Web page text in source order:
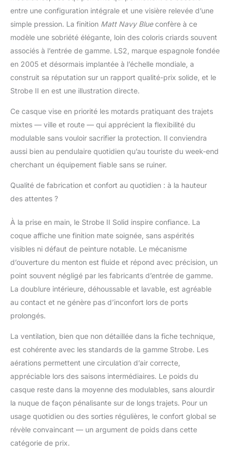
jet / Ouverture de la
mentonnière à 90° par
loquet sous la
mentonnière VISIERE :
Visière antirayures
prête pour le système
MaxVision / Ecran
solaire interne
rétractable DIVERS :
Double aération
mentionnière et
supérieure +
Extracteurs / Intérieur
démontable et lavable,
norme ECE 22.06
entre une configuration intégrale et une visière relevée d’une
simple pression. La finition Matt Navy Blueconfère à ce
modèle une sobriété élégante, loin des coloris criards souvent
associés à l’entrée de gamme. LS2, marque espagnole fondée
en 2005 et désormais implantée à l’échelle mondiale, a
construit sa réputation sur un rapport qualité-prix solide, et le
Strobe II en est une illustration directe.
Ce casque vise en priorité les motards pratiquant des trajets
mixtes — ville et route — qui apprécient la flexibilité du
modulable sans vouloir sacrifier la protection. Il conviendra
aussi bien au pendulaire quotidien qu’au touriste du week-end
cherchant un équipement fiable sans se ruiner.
Qualité de fabrication et confort au quotidien : à la hauteur
des attentes ?
À la prise en main, le Strobe II Solid inspire confiance. La
coque affiche une finition mate soignée, sans aspérités
visibles ni défaut de peinture notable. Le mécanisme
d’ouverture du menton est fluide et répond avec précision, un
point souvent négligé par les fabricants d’entrée de gamme.
La doublure intérieure, déhoussable et lavable, est agréable
au contact et ne génère pas d’inconfort lors de ports
prolongés.
La ventilation, bien que non détaillée dans la fiche technique,
est cohérente avec les standards de la gamme Strobe. Les
aérations permettent une circulation d’air correcte,
appréciable lors des saisons intermédiaires. Le poids du
casque reste dans la moyenne des modulables, sans alourdir
la nuque de façon pénalisante sur de longs trajets. Pour un
usage quotidien ou des sorties régulières, le confort global se
révèle convaincant — un argument de poids dans cette
catégorie de prix.